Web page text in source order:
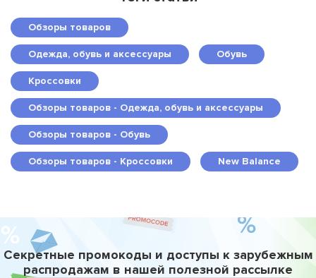
Обзоры товаров
Одежда, обувь и аксессуары Обувь
Кроссовки
Обзоры товаров - Одежда, обувь и аксессуары
Обзоры товаров - Обувь
Обзоры товаров - Кроссовки New Balance
Секретные промокоды и доступы к зарубежным
распродажам в нашей полезной рассылке